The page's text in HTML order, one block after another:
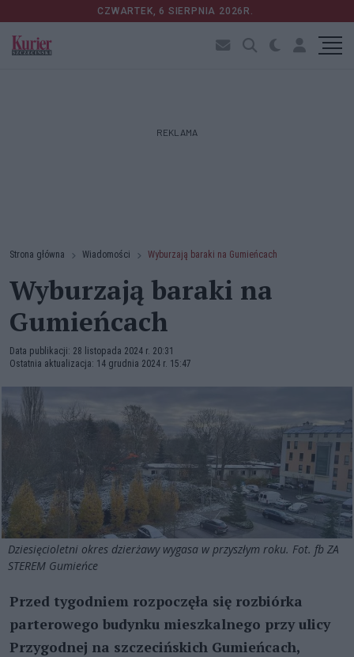
CZWARTEK, 6 SIERPNIA 2026R.
REKLAMA
Strona główna Wiadomości Wyburzają baraki na Gumieńcach
Wyburzają baraki na
Gumieńcach
Data publikacji: 28 listopada 2024 r. 20:31
Ostatnia aktualizacja: 14 grudnia 2024 r. 15:47
Dziesięcioletni okres dzierżawy wygasa w przyszłym roku. Fot. fb ZA
STEREM Gumieńce
Przed tygodniem rozpoczęła się rozbiórka
parterowego budynku mieszkalnego przy ulicy
Przygodnej na szczecińskich Gumieńcach,